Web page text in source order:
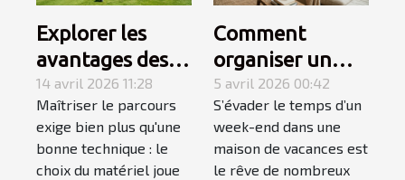
Explorer les
avantages des
équipements de
golf spécialisés
pour gauchers
14 avril 2026 11:28
Maîtriser le parcours
exige bien plus qu'une
bonne technique : le
choix du matériel joue
Comment
organiser un
week-end
détente réussi
en maison de
vacances ?
5 avril 2026 00:42
S’évader le temps d’un
week-end dans une
maison de vacances est
le rêve de nombreux